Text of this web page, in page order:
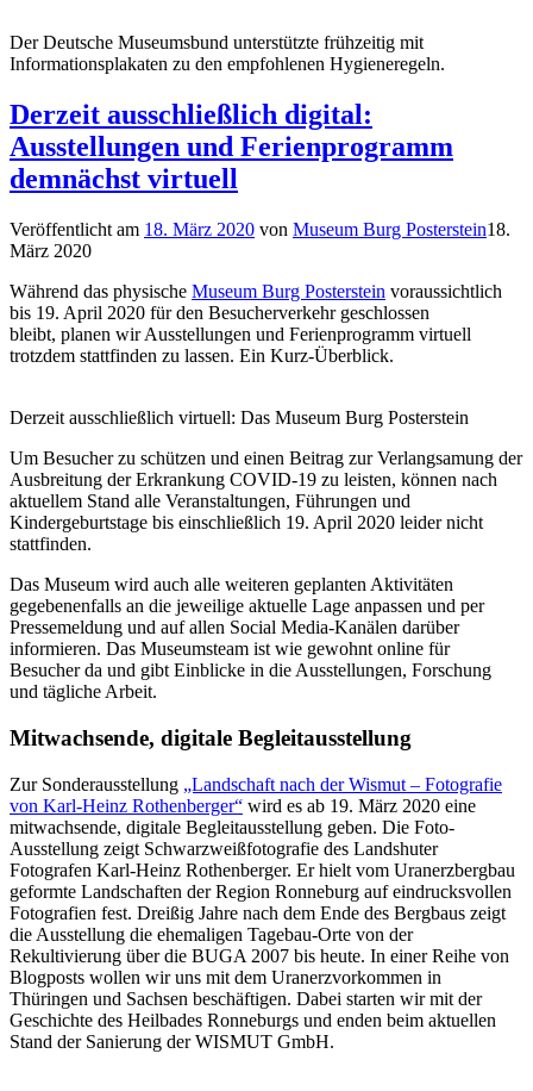
Der Deutsche Museumsbund unterstützte frühzeitig mit
Informationsplakaten zu den empfohlenen Hygieneregeln.
Derzeit ausschließlich digital:
Ausstellungen und Ferienprogramm
demnächst virtuell
Veröffentlicht am 18. März 2020 von Museum Burg Posterstein18.
März 2020
Während das physische Museum Burg Posterstein voraussichtlich
bis 19. April 2020 für den Besucherverkehr geschlossen
bleibt, planen wir Ausstellungen und Ferienprogramm virtuell
trotzdem stattfinden zu lassen. Ein Kurz-Überblick.
Derzeit ausschließlich virtuell: Das Museum Burg Posterstein
Um Besucher zu schützen und einen Beitrag zur Verlangsamung der
Ausbreitung der Erkrankung COVID-19 zu leisten, können nach
aktuellem Stand alle Veranstaltungen, Führungen und
Kindergeburtstage bis einschließlich 19. April 2020 leider nicht
stattfinden.
Das Museum wird auch alle weiteren geplanten Aktivitäten
gegebenenfalls an die jeweilige aktuelle Lage anpassen und per
Pressemeldung und auf allen Social Media-Kanälen darüber
informieren. Das Museumsteam ist wie gewohnt online für
Besucher da und gibt Einblicke in die Ausstellungen, Forschung
und tägliche Arbeit.
Mitwachsende, digitale Begleitausstellung
Zur Sonderausstellung „Landschaft nach der Wismut – Fotografie
von Karl-Heinz Rothenberger“ wird es ab 19. März 2020 eine
mitwachsende, digitale Begleitausstellung geben. Die Foto-
Ausstellung zeigt Schwarzweißfotografie des Landshuter
Fotografen Karl-Heinz Rothenberger. Er hielt vom Uranerzbergbau
geformte Landschaften der Region Ronneburg auf eindrucksvollen
Fotografien fest. Dreißig Jahre nach dem Ende des Bergbaus zeigt
die Ausstellung die ehemaligen Tagebau-Orte von der
Rekultivierung über die BUGA 2007 bis heute. In einer Reihe von
Blogposts wollen wir uns mit dem Uranerzvorkommen in
Thüringen und Sachsen beschäftigen. Dabei starten wir mit der
Geschichte des Heilbades Ronneburgs und enden beim aktuellen
Stand der Sanierung der WISMUT GmbH.